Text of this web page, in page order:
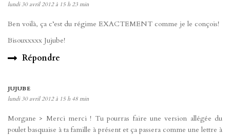
lundi 30 avril 2012 à 15 h 23 min
Ben voilà, ça c’est du régime EXACTEMENT comme je le conçois!
Bisouxxxxx Jujube!
Répondre
JUJUBE
lundi 30 avril 2012 à 15 h 48 min
Morgane > Merci merci ! Tu pourras faire une version allégée du
poulet basquaise à ta famille à présent et ça passera comme une lettre à